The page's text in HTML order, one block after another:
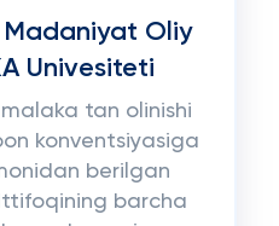
Oliy
Univesiteti
tan olinishi
konventsiyasiga
berilgan
barcha